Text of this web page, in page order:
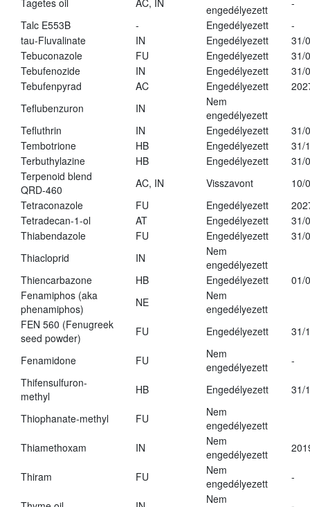
Tagetes oil AC, IN
engedélyezett
-
Talc E553B
- Engedélyezett
-
tau-Fluvalinate
IN Engedélyezett
31/
Tebuconazole
FU Engedélyezett
31/
Tebufenozide
IN Engedélyezett
31/
Tebufenpyrad
AC Engedélyezett
Teflubenzuron
IN
Nem
engedélyezett
Tefluthrin
IN Engedélyezett
31/
Tembotrione
HB Engedélyezett
31/
Terbuthylazine
HB Engedélyezett
31/
Terpenoid blend
QRD-460
AC, IN Visszavont
10/
Tetraconazole
FU Engedélyezett
Tetradecan-1-ol
AT Engedélyezett
31/
Thiabendazole
FU Engedélyezett
31/
Thiacloprid
IN
Nem
engedélyezett
Thiencarbazone
HB Engedélyezett
01/
Fenamiphos (aka
phenamiphos)
NE
Nem
engedélyezett
FEN 560 (Fenugreek
seed powder)
FU Engedélyezett 31/
Fenamidone FU
Nem
engedélyezett
-
Thifensulfuron-
methyl
HB Engedélyezett 31/
Thiophanate-methyl FU
Nem
engedélyezett
Thiamethoxam
IN
Nem
engedélyezett
Thiram FU
Nem
engedélyezett
-
Nem